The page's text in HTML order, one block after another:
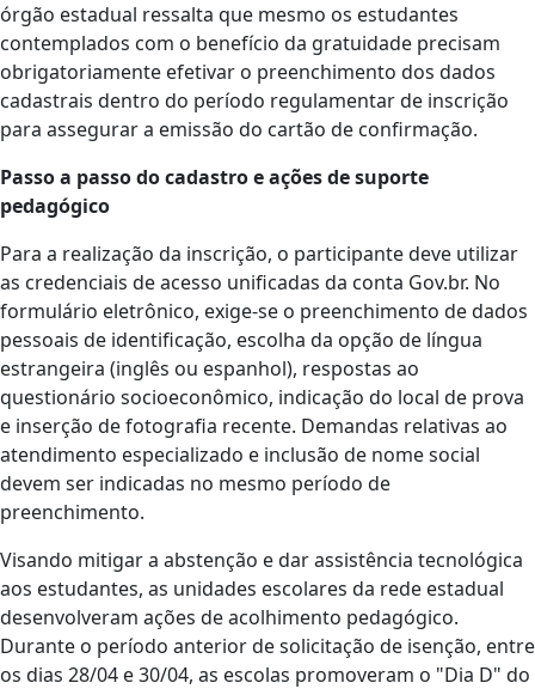
órgão estadual ressalta que mesmo os estudantes
contemplados com o benefício da gratuidade precisam
obrigatoriamente efetivar o preenchimento dos dados
cadastrais dentro do período regulamentar de inscrição
para assegurar a emissão do cartão de confirmação.
Passo a passo do cadastro e ações de suporte
pedagógico
Para a realização da inscrição, o participante deve utilizar
as credenciais de acesso unificadas da conta Gov.br. No
formulário eletrônico, exige-se o preenchimento de dados
pessoais de identificação, escolha da opção de língua
estrangeira (inglês ou espanhol), respostas ao
questionário socioeconômico, indicação do local de prova
e inserção de fotografia recente. Demandas relativas ao
atendimento especializado e inclusão de nome social
devem ser indicadas no mesmo período de
preenchimento.
Visando mitigar a abstenção e dar assistência tecnológica
aos estudantes, as unidades escolares da rede estadual
desenvolveram ações de acolhimento pedagógico.
Durante o período anterior de solicitação de isenção, entre
os dias 28/04 e 30/04, as escolas promoveram o "Dia D" do